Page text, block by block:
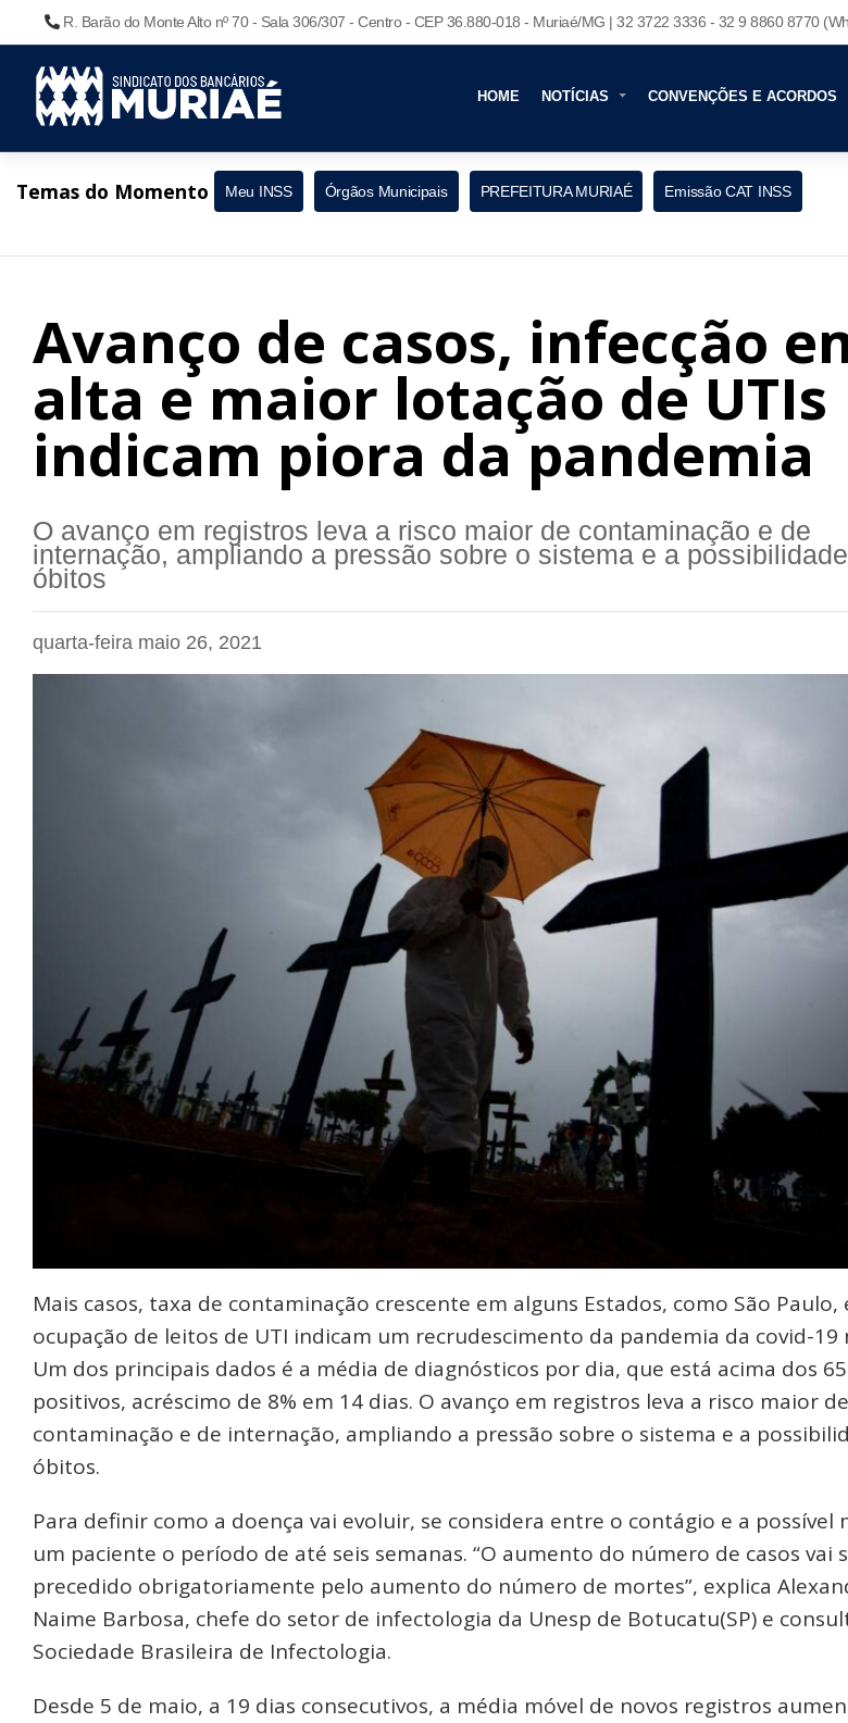
R. Barão do Monte Alto nº 70 - Sala 306/307 - Centro - CEP 36.880-018 - Muriaé/MG | 32 3722 3336 - 32 9 8860 8770
HOME NOTÍCIAS CONVENÇÕES E ACORDOS
Temas do Momento Meu INSS Órgãos Municipais PREFEITURA MURIAÉ Emissão CAT INSS
Avanço de casos, infecção
alta e maior lotação de UTIs
indicam piora da pandemia
O avanço em registros leva a risco maior de contaminação e de
internação, ampliando a pressão sobre o sistema e a
óbitos
quarta-feira maio 26, 2021
Mais casos, taxa de contaminação crescente em alguns Estados, como São Paulo,
ocupação de leitos de UTI indicam um recrudescimento da pandemia da covid-19
Um dos principais dados é a média de diagnósticos por dia, que está acima dos
positivos, acréscimo de 8% em 14 dias. O avanço em registros leva a risco maior de
contaminação e de internação, ampliando a pressão sobre o sistema e a
óbitos.
Para definir como a doença vai evoluir, se considera entre o contágio e a possível
um paciente o período de até seis semanas. “O aumento do número de casos vai
precedido obrigatoriamente pelo aumento do número de mortes”, explica
Naime Barbosa, chefe do setor de infectologia da Unesp de Botucatu(SP) e
Sociedade Brasileira de Infectologia.
Desde 5 de maio, a 19 dias consecutivos, a média móvel de novos registros